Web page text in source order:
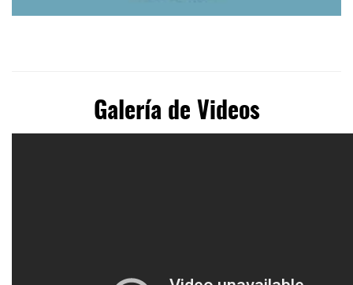
Galería de Videos